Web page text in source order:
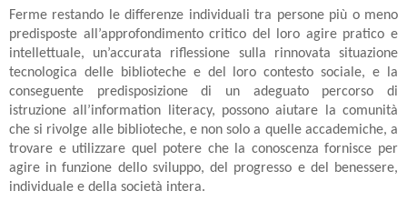
Ferme restando le differenze individuali tra persone più o meno
predisposte all’approfondimento critico del loro agire pratico e
intellettuale, un’accurata riflessione sulla rinnovata situazione
tecnologica delle biblioteche e del loro contesto sociale, e la
conseguente predisposizione di un adeguato percorso di
istruzione all’information literacy, possono aiutare la comunità
che si rivolge alle biblioteche, e non solo a quelle accademiche, a
trovare e utilizzare quel potere che la conoscenza fornisce per
agire in funzione dello sviluppo, del progresso e del benessere,
individuale e della società intera.